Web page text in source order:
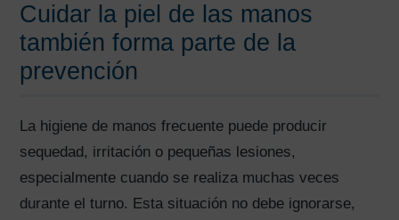
Cuidar la piel de las manos
también forma parte de la
prevención
La higiene de manos frecuente puede producir
sequedad, irritación o pequeñas lesiones,
especialmente cuando se realiza muchas veces
durante el turno. Esta situación no debe ignorarse,